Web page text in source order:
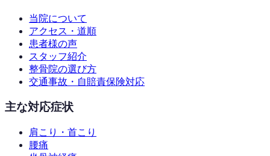
当院について
アクセス・道順
患者様の声
スタッフ紹介
整骨院の選び方
交通事故・自賠責保険対応
主な対応症状
肩こり・首こり
腰痛